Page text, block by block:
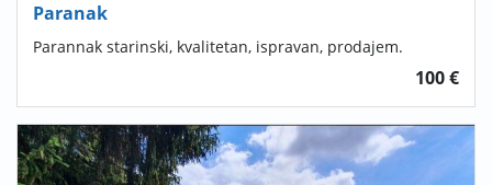
Paranak
Parannak starinski, kvalitetan, ispravan, prodajem.
100 €